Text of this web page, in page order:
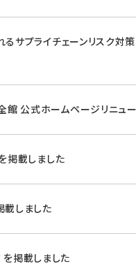
るサプライチェーンリスク
全館 公式ホームページリニュ
掲載しました
載しました
掲載しました